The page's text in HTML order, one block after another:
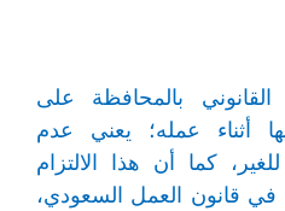
بالمحافظة على
أثناء عمله؛ يعني عدم
كما أن هذا الالتزام
في قانون العمل السعودي،